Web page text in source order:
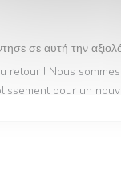
σε αυτή την
retour ! Nous
pour un